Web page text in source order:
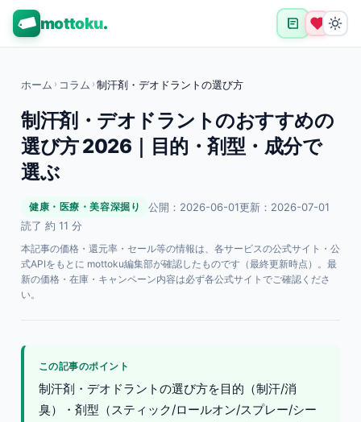
mottoku.
ホーム › コラム › 制汗剤・デオドラントの選び方
制汗剤・デオドラントのおすすめの
選び方 2026｜目的・剤型・成分で
選ぶ
健康・医療・美容深掘り 公開：2026-06-01更新：2026-07-01
読了 約 11 分
本記事の価格・還元率・セール等の情報は、各サービスの公式サイト・公
式APIをもとに mottoku編集部が確認したものです（最終更新時点）。最
新の価格・在庫・キャンペーン内容は必ず各公式サイトでご確認くださ
い。
この記事のポイント
制汗剤・デオドラントの選び方を目的（制汗/消
臭）・剤型（スティック/ロールオン/スプレー/シー